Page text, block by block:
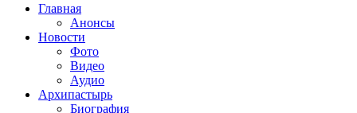
Главная
Анонсы
Новости
Фото
Видео
Аудио
Архипастырь
Биография